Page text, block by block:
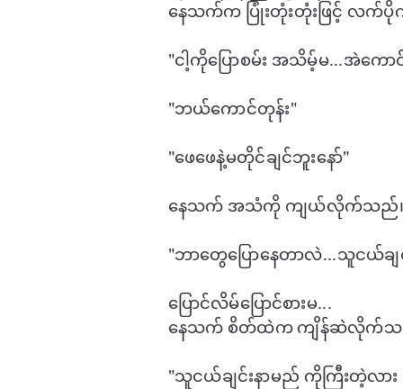
နေသက်က ပြုံးတုံးတုံးဖြင့် လ
"ငါ့ကို​ပြောစမ်း အသိမ့်မ...အဲ​က
"ဘယ်​ကောင်တုန်း"
"​ဖေ​ဖေနဲ့မတိုင်ချင်ဘူး​နော်"
နေသက် အသံကို ကျယ်လိုက်သည်
"ဘာ​တွေ​ပြော​နေတာလဲ...သူငယ်ခ
​​ပြောင်လိမ်​ပြောင်စားမ...
နေသက် စိတ်ထဲက ကျိန်ဆဲလိုက်သ
"သူငယ်ချင်းနာမည် ကိုကြီးတဲ့လား